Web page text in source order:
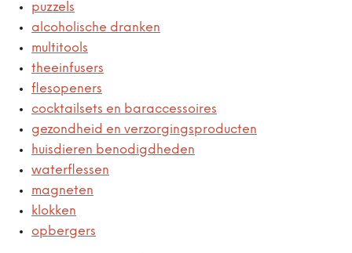
puzzels
alcoholische dranken
multitools
theeinfusers
flesopeners
cocktailsets en baraccessoires
gezondheid en verzorgingsproducten
huisdieren benodigdheden
waterflessen
magneten
klokken
opbergers